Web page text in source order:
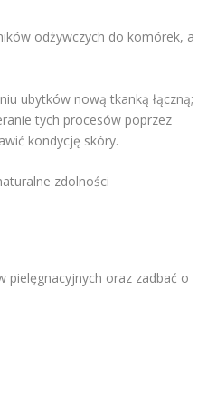
odżywczych do komórek, a
ubytków nową tkanką łączną;
tych procesów poprzez
kondycję skóry.
zdolności
pielęgnacyjnych oraz zadbać o